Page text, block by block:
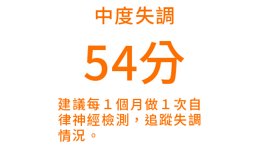
中度失調
54分
建議每１個月做１次自
律神經檢測，追蹤失調
情況。